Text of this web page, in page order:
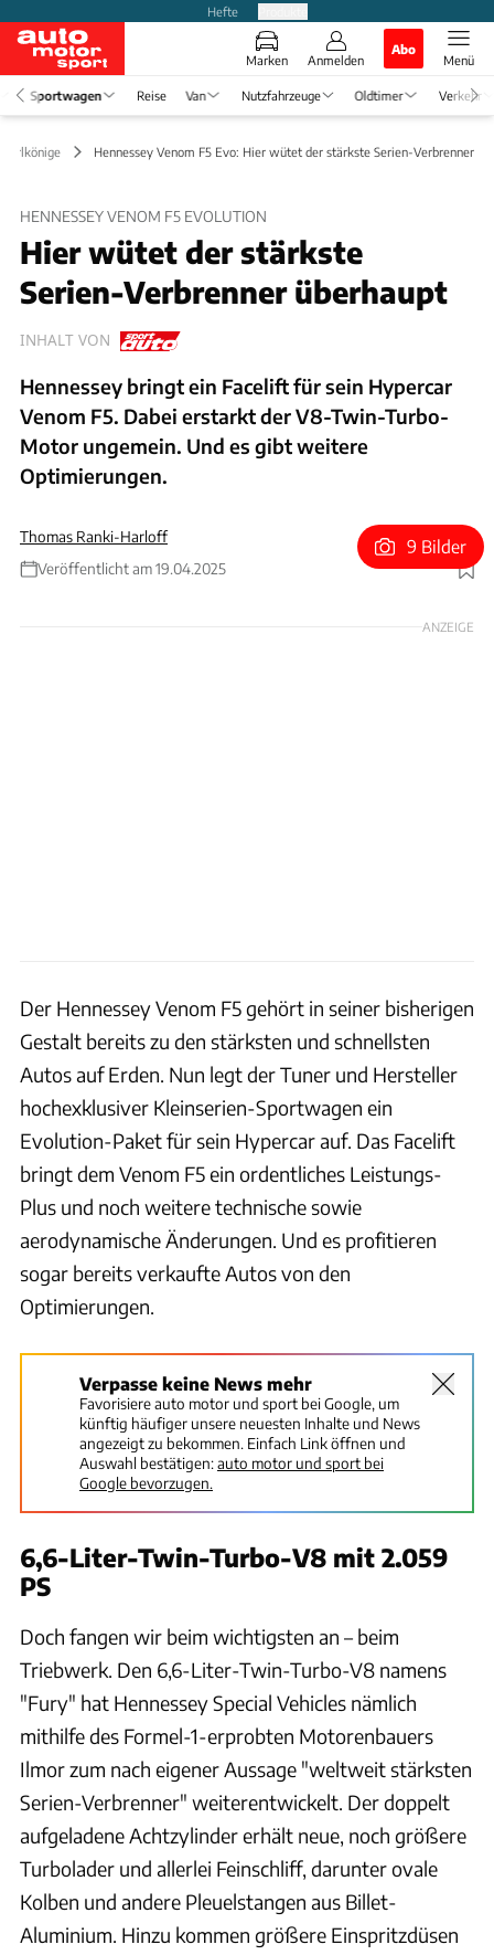
Hefte
Marken Anmelden
Abo
Menü
Sportwagen Reise Van Nutzfahrzeuge Oldtimer Verkehr
Erlkönige Hennessey Venom F5 Evo: Hier wütet der stärkste Serien-Verbrenner
HENNESSEY VENOM F5 EVOLUTION
Hier wütet der stärkste
Serien-Verbrenner überhaupt
INHALT VON
Hennessey bringt ein Facelift für sein Hypercar
Venom F5. Dabei erstarkt der V8-Twin-Turbo-
Motor ungemein. Und es gibt weitere
Optimierungen.
Thomas Ranki-Harloff
Veröffentlicht am 19.04.2025
Foto: Hennessey Special Vehicles
9 Bilder
ANZEIGE
Der Hennessey Venom F5 gehört in seiner bisherigen
Gestalt bereits zu den stärksten und schnellsten
Autos auf Erden. Nun legt der Tuner und Hersteller
hochexklusiver Kleinserien-Sportwagen ein
Evolution-Paket für sein Hypercar auf. Das Facelift
bringt dem Venom F5 ein ordentliches Leistungs-
Plus und noch weitere technische sowie
aerodynamische Änderungen. Und es profitieren
sogar bereits verkaufte Autos von den
Optimierungen.
Verpasse keine News mehr
Favorisiere auto motor und sport bei Google, um
künftig häufiger unsere neuesten Inhalte und News
angezeigt zu bekommen. Einfach Link öffnen und
Auswahl bestätigen:auto motor und sport bei
Google bevorzugen.
6,6-Liter-Twin-Turbo-V8 mit 2.059
PS
Doch fangen wir beim wichtigsten an – beim
Triebwerk. Den 6,6-Liter-Twin-Turbo-V8 namens
"Fury" hat Hennessey Special Vehicles nämlich
mithilfe des Formel-1-erprobten Motorenbauers
Ilmor zum nach eigener Aussage "weltweit stärksten
Serien-Verbrenner" weiterentwickelt. Der doppelt
aufgeladene Achtzylinder erhält neue, noch größere
Turbolader und allerlei Feinschliff, darunter ovale
Kolben und andere Pleuelstangen aus Billet-
Aluminium. Hinzu kommen größere Einspritzdüsen